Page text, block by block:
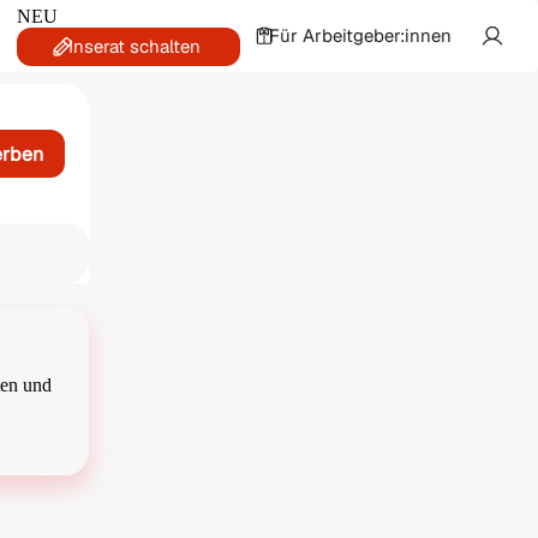
NEU
Inserat schalten Für Arbeitgeber:innen
und